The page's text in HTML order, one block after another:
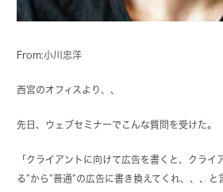
From:小川忠洋
西宮のオフィスより、、
先日、ウェブセミナーでこんな質問を受けた。
「クライアントに向けて広告を書くと、クライ
る”から”普通”の広告に書き換えてくれ、、、と